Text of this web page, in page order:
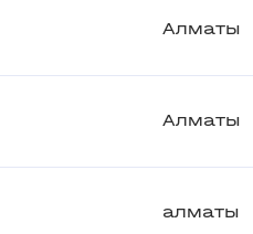
Алматы
Алматы
алматы